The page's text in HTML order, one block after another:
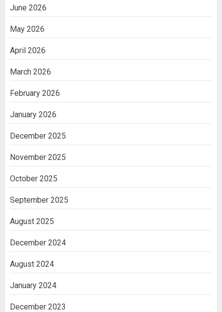
June 2026
May 2026
April 2026
March 2026
February 2026
January 2026
December 2025
November 2025
October 2025
September 2025
August 2025
December 2024
August 2024
January 2024
December 2023